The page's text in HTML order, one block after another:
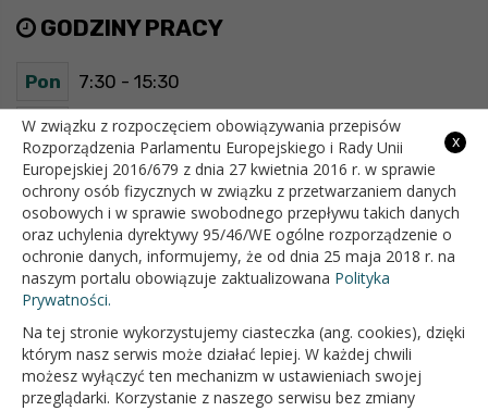
GODZINY PRACY
Pon 7:30 - 15:30
Wt 7:30 - 15:30
Śr 7:30 - 15:30
Czw 7:30 - 15:30
Pt 7:30 - 15:30
OFICJALNY SERWIS INTERNETOWY GMINY BIAŁOPOLE
x
W związku z rozpoczęciem obowiązywania przepisów
Rozporządzenia Parlamentu Europejskiego i Rady Unii
Europejskiej 2016/679 z dnia 27 kwietnia 2016 r. w sprawie
ochrony osób fizycznych w związku z przetwarzaniem danych
osobowych i w sprawie swobodnego przepływu takich danych
oraz uchylenia dyrektywy 95/46/WE ogólne rozporządzenie o
ochronie danych, informujemy, że od dnia 25 maja 2018 r. na
naszym portalu obowiązuje zaktualizowana Polityka
Prywatności.
Na tej stronie wykorzystujemy ciasteczka (ang. cookies), dzięki
którym nasz serwis może działać lepiej. W każdej chwili
możesz wyłączyć ten mechanizm w ustawieniach swojej
przeglądarki. Korzystanie z naszego serwisu bez zmiany